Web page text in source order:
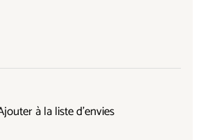
à la liste d’envies